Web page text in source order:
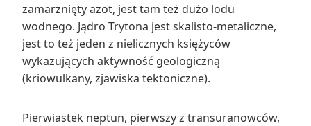
zamarznięty azot, jest tam też dużo lodu
wodnego. Jądro Trytona jest skalisto-metaliczne,
jest to też jeden z nielicznych księżyców
wykazujących aktywność geologiczną
(kriowulkany, zjawiska tektoniczne).
Pierwiastek neptun, pierwszy z transuranowców,